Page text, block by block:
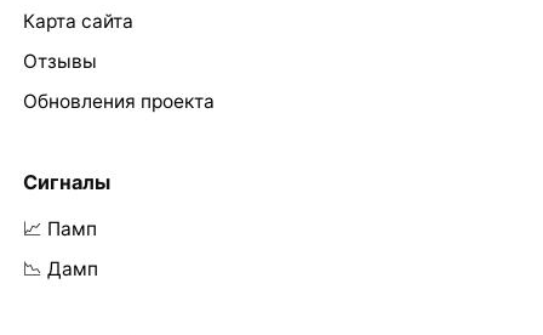
Карта сайта
Отзывы
Обновления проекта
Сигналы
📈 Памп
📉 Дамп